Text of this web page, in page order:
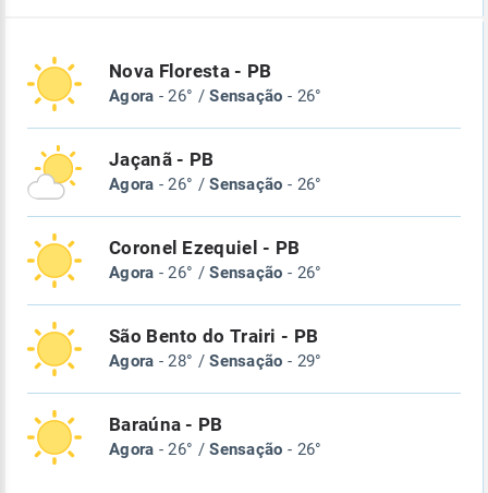
Nova Floresta - PB
Agora - 26° /Sensação - 26°
Jaçanã - PB
Agora - 26° /Sensação - 26°
Coronel Ezequiel - PB
Agora - 26° /Sensação - 26°
São Bento do Trairi - PB
Agora - 28° /Sensação - 29°
Baraúna - PB
Agora - 26° /Sensação - 26°